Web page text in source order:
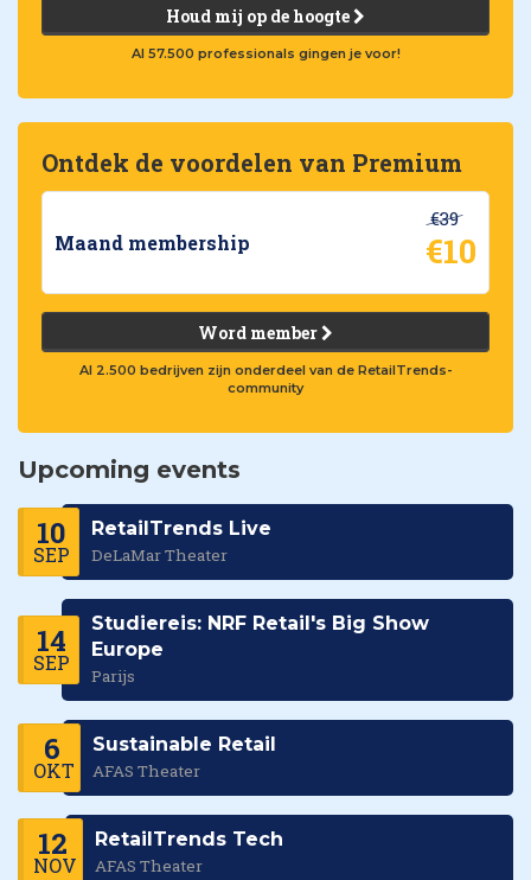
Houd mij op de hoogte
Al 57.500 professionals gingen je voor!
Ontdek de voordelen van Premium
Maand membership
€39
€10
Word member
Al 2.500 bedrijven zijn onderdeel van de RetailTrends-
community
Upcoming events
10
SEP
RetailTrends Live
DeLaMar Theater
14
SEP
Studiereis: NRF Retail's Big Show
Europe
Parijs
6
OKT
Sustainable Retail
AFAS Theater
12
NOV
RetailTrends Tech
AFAS Theater